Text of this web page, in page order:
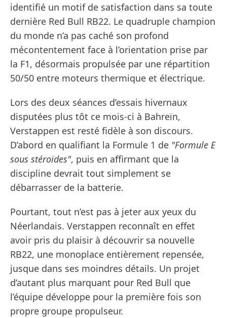
identifié un motif de satisfaction dans sa toute
dernière Red Bull RB22. Le quadruple champion
du monde n’a pas caché son profond
mécontentement face à l’orientation prise par
la F1, désormais propulsée par une répartition
50/50 entre moteurs thermique et électrique.
Lors des deux séances d’essais hivernaux
disputées plus tôt ce mois-ci à Bahreïn,
Verstappen est resté fidèle à son discours.
D’abord en qualifiant la Formule 1 de "Formule E
sous stéroïdes", puis en affirmant que la
discipline devrait tout simplement se
débarrasser de la batterie.
Pourtant, tout n’est pas à jeter aux yeux du
Néerlandais. Verstappen reconnaît en effet
avoir pris du plaisir à découvrir sa nouvelle
RB22, une monoplace entièrement repensée,
jusque dans ses moindres détails. Un projet
d’autant plus marquant pour Red Bull que
l’équipe développe pour la première fois son
propre groupe propulseur.